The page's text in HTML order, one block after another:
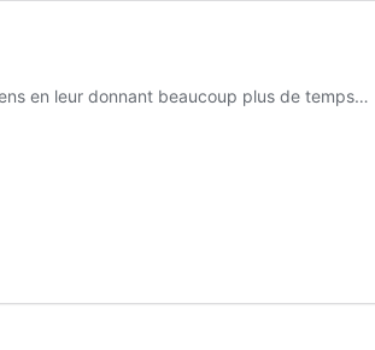
en leur donnant beaucoup plus de temps…